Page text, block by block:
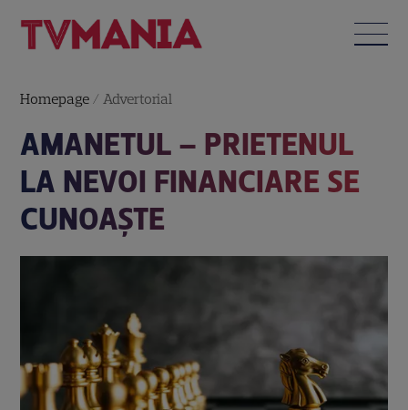
Homepage / Advertorial
AMANETUL – PRIETENUL
LA NEVOI FINANCIARE SE
CUNOAȘTE